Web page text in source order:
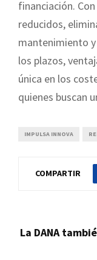
financiación.
reducidos,
mantenimiento
los plazos,
única en los
quienes buscan
IMPULSA INNOVA
COMPARTIR
La DANA